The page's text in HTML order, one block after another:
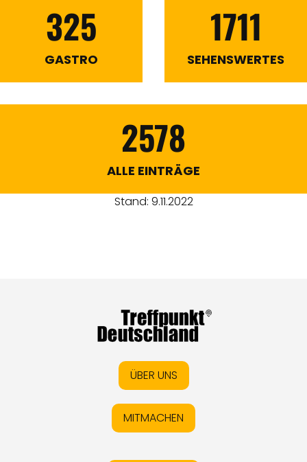
325
GASTRO
1711
SEHENSWERTES
2578
ALLE EINTRÄGE
Stand: 9.11.2022
ÜBER UNS
MITMACHEN